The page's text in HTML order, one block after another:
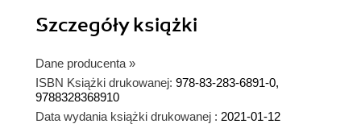
Szczegółyksiążki
Dane producenta »
ISBN Książki drukowanej: 978-83-283-6891-0,
9788328368910
Data wydania książki drukowanej : 2021-01-12